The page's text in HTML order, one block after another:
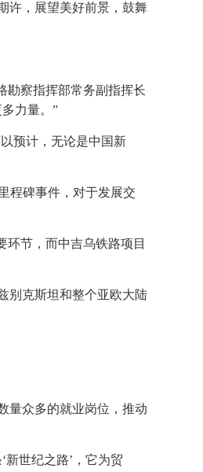
许，展望美好前景，鼓舞
勘察指挥部常务副指挥长
力量。”
预计，无论是中国新
程碑事件，对于发展交
环节，而中吉乌铁路项目
别克斯坦和整个亚欧大陆
量众多的就业岗位，推动
世纪之路’，它为贸